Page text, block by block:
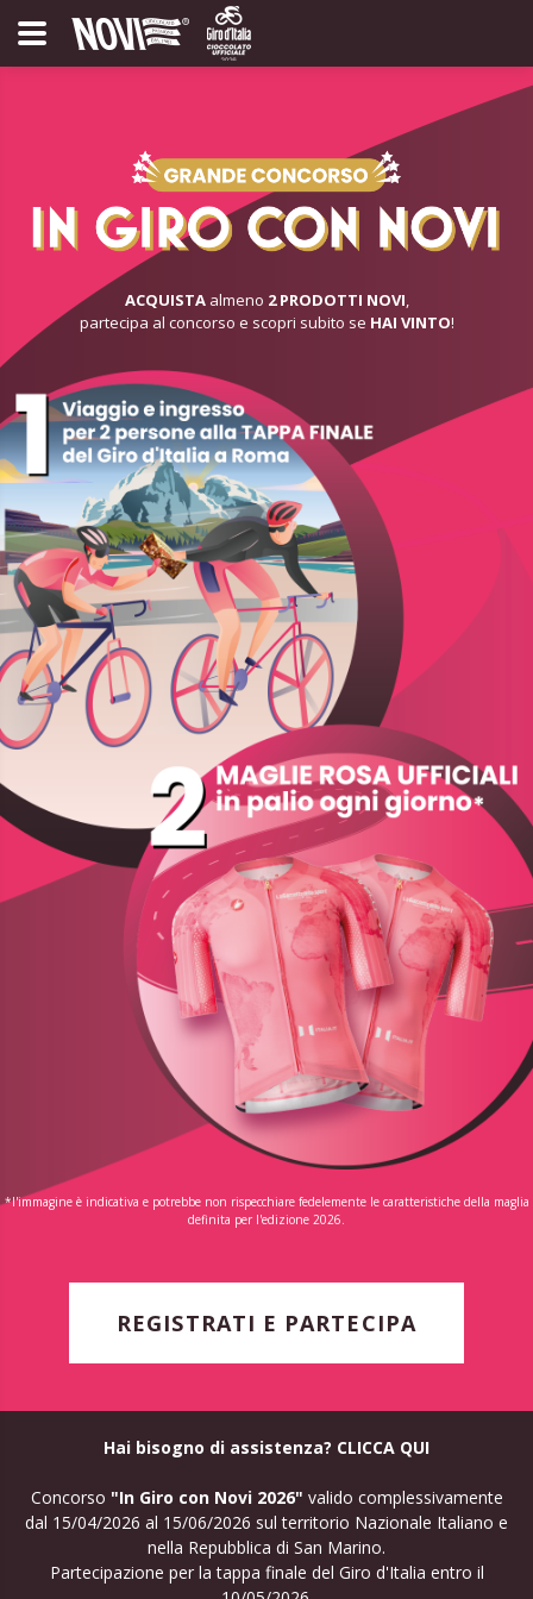
ACQUISTAalmeno 2 PRODOTTI NOVI,
partecipa al concorso e scopri subito se HAI VINTO!
*l'immagine è indicativa e potrebbe non rispecchiare fedelemente le caratteristiche della maglia
definita per l'edizione 2026.
REGISTRATI E PARTECIPA
Hai bisogno di assistenza? CLICCA QUI
Concorso "In Giro con Novi 2026" valido complessivamente
dal 15/04/2026 al 15/06/2026 sul territorio Nazionale Italiano e
nella Repubblica di San Marino.
Partecipazione per la tappa finale del Giro d'Italia entro il